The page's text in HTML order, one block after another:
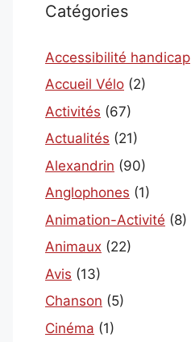
Catégories
Accessibilité handicap
Accueil Vélo (2)
Activités (67)
Actualités (21)
Alexandrin (90)
Anglophones (1)
Animation-Activité (8)
Animaux (22)
Avis (13)
Chanson (5)
Cinéma (1)